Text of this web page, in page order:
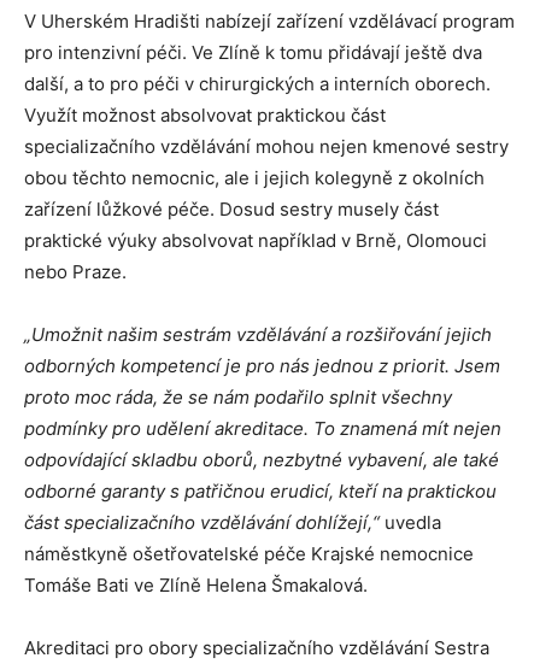
V Uherském Hradišti nabízejí zařízení vzdělávací program
pro intenzivní péči. Ve Zlíně k tomu přidávají ještě dva
další, a to pro péči v chirurgických a interních oborech.
Využít možnost absolvovat praktickou část
specializačního vzdělávání mohou nejen kmenové sestry
obou těchto nemocnic, ale i jejich kolegyně z okolních
zařízení lůžkové péče. Dosud sestry musely část
praktické výuky absolvovat například v Brně, Olomouci
nebo Praze.
„Umožnit našim sestrám vzdělávání a rozšiřování jejich
odborných kompetencí je pro nás jednou z priorit. Jsem
proto moc ráda, že se nám podařilo splnit všechny
podmínky pro udělení akreditace. To znamená mít nejen
odpovídající skladbu oborů, nezbytné vybavení, ale také
odborné garanty s patřičnou erudicí, kteří na praktickou
část specializačního vzdělávání dohlížejí,“uvedla
náměstkyně ošetřovatelské péče Krajské nemocnice
Tomáše Bati ve Zlíně Helena Šmakalová.
Akreditaci pro obory specializačního vzdělávání Sestra